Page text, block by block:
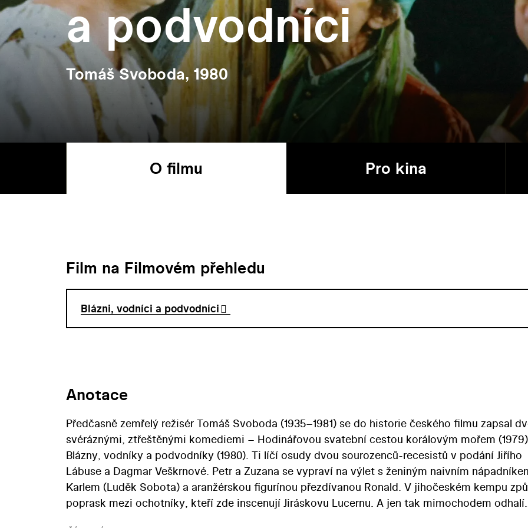
a podvodníci
Tomáš Svoboda, 1980
O filmu Pro kina
Film na Filmovém přehledu
Blázni, vodníci a podvodníci
Anotace
Předčasně zemřelý režisér Tomáš Svoboda (1935–1981) se do historie českého filmu zapsal
svéráznými, ztřeštěnými komediemi – Hodinářovou svatební cestou korálovým mořem
Blázny, vodníky a podvodníky (1980). Ti líčí osudy dvou sourozenců-recesistů v podání Jiřího
Lábuse a Dagmar Veškrnové. Petr a Zuzana se vypraví na výlet s ženiným naivním
Karlem (Luděk Sobota) a aranžérskou figurínou přezdívanou Ronald. V jihočeském kempu
poprask mezi ochotníky, kteří zde inscenují Jiráskovu Lucernu. A jen tak mimochodem odhalí